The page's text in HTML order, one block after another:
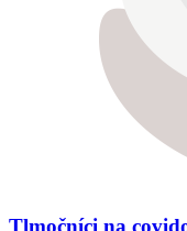
Tlmočníci na